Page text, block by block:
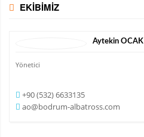
EKİBİMİZ
Aytekin OCAK
Yönetici
+90 (532) 6633135
ao@bodrum-albatross.com